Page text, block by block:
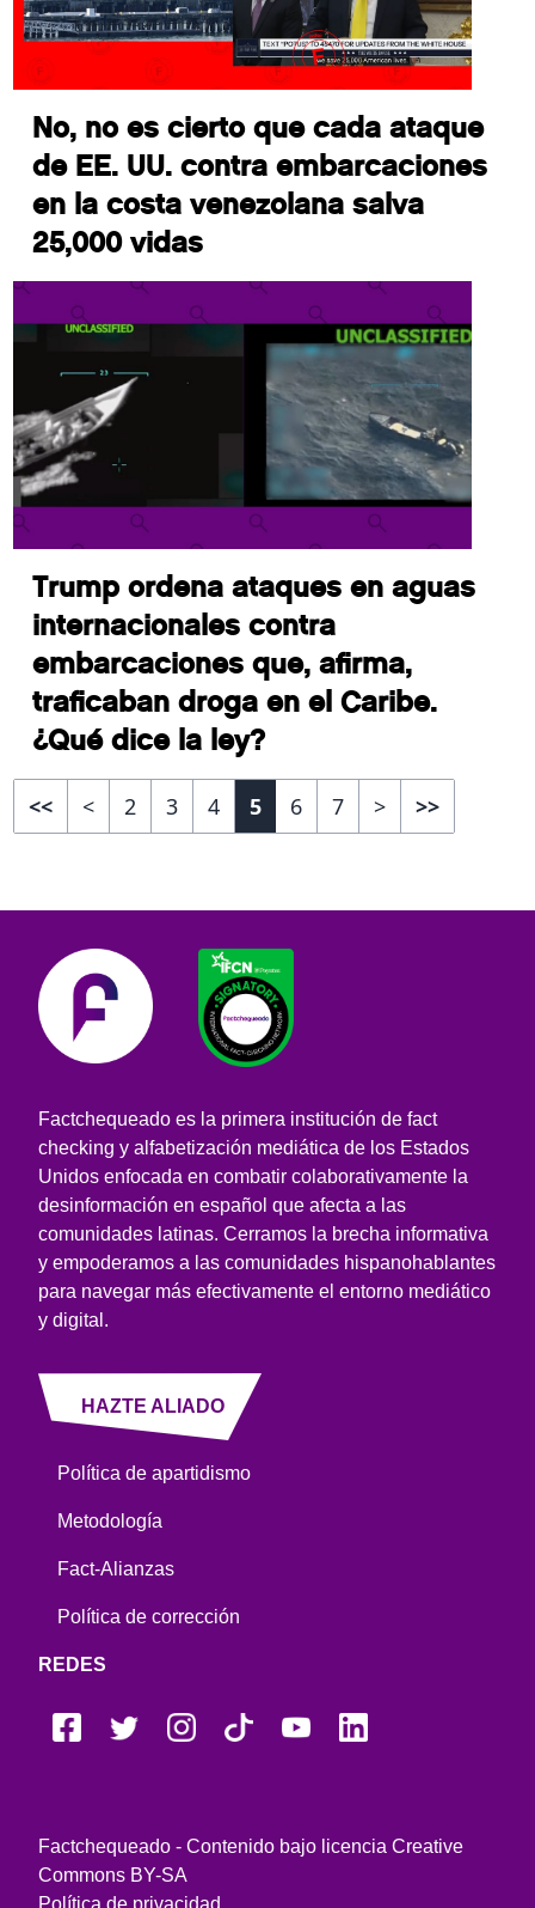
No, no es cierto que cada ataque
de EE. UU. contra embarcaciones
en la costa venezolana salva
25,000 vidas
Trump ordena ataques en aguas
internacionales contra
embarcaciones que, afirma,
traficaban droga en el Caribe.
¿Qué dice la ley?
<< < 2 3 4 5 6 7 > >>
Factchequeado es la primera institución de fact
checking y alfabetización mediática de los Estados
Unidos enfocada en combatir colaborativamente la
desinformación en español que afecta a las
comunidades latinas. Cerramos la brecha informativa
y empoderamos a las comunidades hispanohablantes
para navegar más efectivamente el entorno mediático
y digital.
HAZTE ALIADO
Política de apartidismo
Metodología
Fact-Alianzas
Política de corrección
REDES
Factchequeado - Contenido bajo licencia Creative
Commons BY-SA
Política de privacidad